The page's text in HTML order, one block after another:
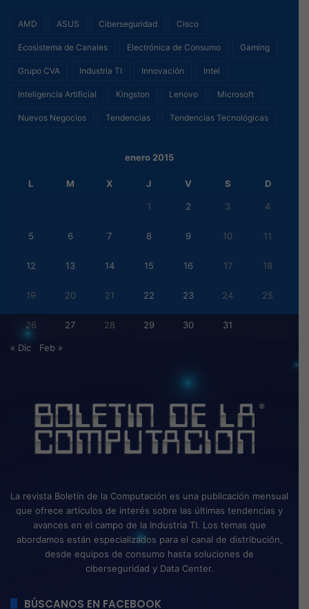
AMD ASUS Ciberseguridad Cisco
Ecosistema de Canales Electrónica de Consumo Gaming
Grupo CVA Industria TI Innovación Intel
Inteligencia Artificial Kingston Lenovo Microsoft
Nuevos Negocios Tendencias Tendencias Tecnológicas
enero 2015
L M X J V S D
1 2 3 4
5 6 7 8 9 10 11
12 13 14 15 16 17 18
19 20 21 22 23 24 25
26 27 28 29 30 31
« Dic Feb »
La revista Boletín de la Computación es una publicación mensual
que ofrece artículos de interés sobre las últimas tendencias y
avances en el campo de la Industria TI. Los temas que
abordamos están especializados para el canal de distribución,
desde equipos de consumo hasta soluciones de
ciberseguridad y Data Center.
BÚSCANOS EN FACEBOOK